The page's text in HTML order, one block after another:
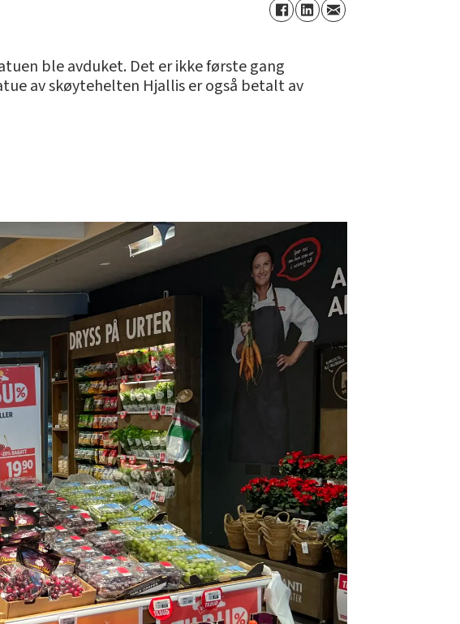
ble avduket. Det er ikke første gang
av skøytehelten Hjallis er også betalt av